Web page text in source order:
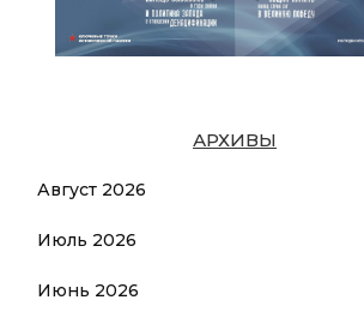
АРХИВЫ
Август 2026
Июль 2026
Июнь 2026